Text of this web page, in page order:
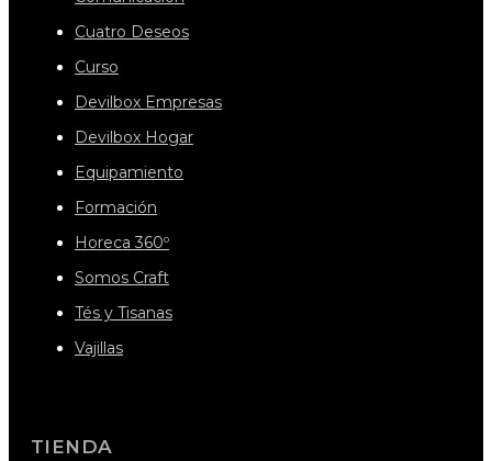
Cuatro Deseos
Curso
Devilbox Empresas
Devilbox Hogar
Equipamiento
Formación
Horeca 360º
Somos Craft
Tés y Tisanas
Vajillas
TIENDA